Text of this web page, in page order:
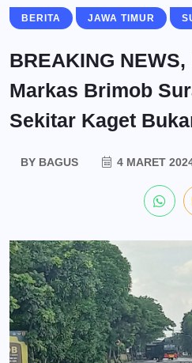
BERITA JAWA TIMUR
BREAKING
Markas Brimob
Sekitar Kaget
BYBAGUS 4 MARET